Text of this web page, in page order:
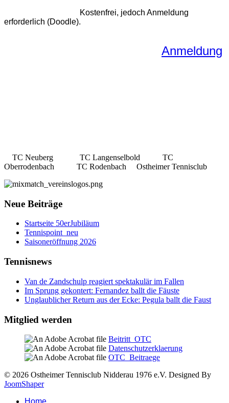
Kostenfrei, jedoch Anmeldung
erforderlich (Doodle).
Anmeldung
TC Neuberg TC Langenselbold TC
Oberrodenbach TC Rodenbach Ostheimer Tennisclub
Neue Beiträge
Startseite 50erJubiläum
Tennispoint_neu
Saisoneröffnung 2026
Tennisnews
Van de Zandschulp reagiert spektakulär im Fallen
Im Sprung gekontert: Fernandez ballt die Fäuste
Unglaublicher Return aus der Ecke: Pegula ballt die Faust
Mitglied werden
Beitritt_OTC
Datenschutzerklaerung
OTC_Beitraege
© 2026 Ostheimer Tennisclub Nidderau 1976 e.V. Designed By
JoomShaper